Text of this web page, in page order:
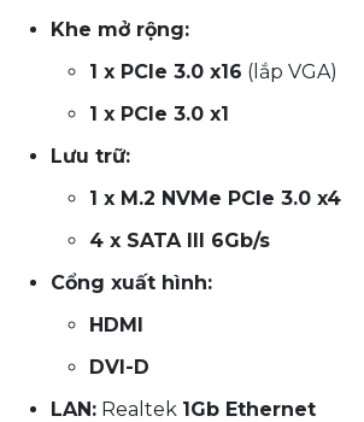
Khe mở rộng:
1 x PCIe 3.0 x16 (lắp VGA)
1 x PCIe 3.0 x1
Lưu trữ:
1 x M.2 NVMe PCIe 3.0 x4
4 x SATA III 6Gb/s
Cổng xuất hình:
HDMI
DVI-D
LAN: Realtek 1Gb Ethernet